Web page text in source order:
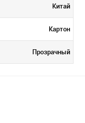
Китай
Картон
Прозрачный